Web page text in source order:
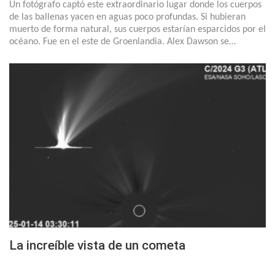
Un fotógrafo captó este extraordinario lugar donde los cuerpos
de las ballenas yacen en aguas poco profundas. Si hubieran
muerto de forma natural, sus cuerpos estarían esparcidos por el
océano. Fue en el este de Groenlandia. Alex Dawson se…
La increíble vista de un cometa